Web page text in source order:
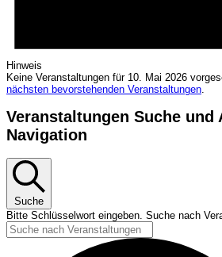
Hinweis
Keine Veranstaltungen für 10. Mai 2026
nächsten bevorstehenden Veranstaltungen.
Veranstaltungen Suche und
Navigation
Suche
Bitte Schlüsselwort eingeben. Suche nach